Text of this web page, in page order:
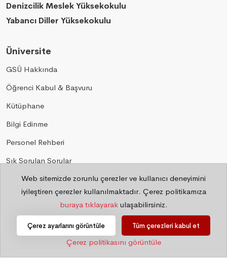
Denizcilik Meslek Yüksekokulu
Yabancı Diller Yüksekokulu
Üniversite
GSÜ Hakkında
Öğrenci Kabul & Başvuru
Kütüphane
Bilgi Edinme
Personel Rehberi
Sık Sorulan Sorular
Gizlilik
©2026 Bilgi İşlem Daire Başkanlığı
Web sitemizde zorunlu çerezler ve kullanıcı deneyimini
iyileştiren çerezler kullanılmaktadır. Çerez politikamıza
buraya tıklayarakulaşabilirsiniz.
Çerez ayarlarını görüntüle Tüm çerezleri kabul et
Çerez politikasını görüntüle